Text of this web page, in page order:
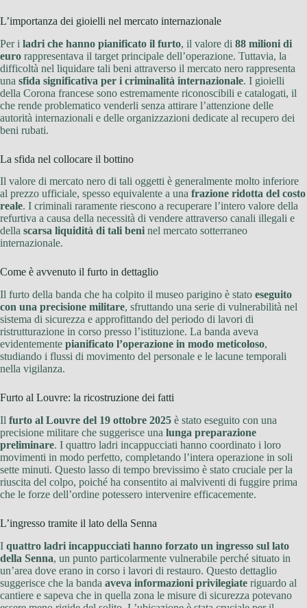
L’importanza dei gioielli nel mercato internazionale
Per i ladri che hanno pianificato il furto, il valore di 88 milioni di
euro rappresentava il target principale dell’operazione. Tuttavia, la
difficoltà nel liquidare tali beni attraverso il mercato nero rappresenta
una sfida significativa per i criminalità internazionale. I gioielli
della Corona francese sono estremamente riconoscibili e catalogati, il
che rende problematico venderli senza attirare l’attenzione delle
autorità internazionali e delle organizzazioni dedicate al recupero dei
beni rubati.
La sfida nel collocare il bottino
Il valore di mercato nero di tali oggetti è generalmente molto inferiore
al prezzo ufficiale, spesso equivalente a una frazione ridotta del costo
reale. I criminali raramente riescono a recuperare l’intero valore della
refurtiva a causa della necessità di vendere attraverso canali illegali e
della scarsa liquidità di tali beni nel mercato sotterraneo
internazionale.
Come è avvenuto il furto in dettaglio
Il furto della banda che ha colpito il museo parigino è stato eseguito
con una precisione militare, sfruttando una serie di vulnerabilità nel
sistema di sicurezza e approfittando del periodo di lavori di
ristrutturazione in corso presso l’istituzione. La banda aveva
evidentemente pianificato l’operazione in modo meticoloso,
studiando i flussi di movimento del personale e le lacune temporali
nella vigilanza.
Furto al Louvre: la ricostruzione dei fatti
Il furto al Louvre del 19 ottobre 2025 è stato eseguito con una
precisione militare che suggerisce una lunga preparazione
preliminare. I quattro ladri incappucciati hanno coordinato i loro
movimenti in modo perfetto, completando l’intera operazione in soli
sette minuti. Questo lasso di tempo brevissimo è stato cruciale per la
riuscita del colpo, poiché ha consentito ai malviventi di fuggire prima
che le forze dell’ordine potessero intervenire efficacemente.
L’ingresso tramite il lato della Senna
I quattro ladri incappucciati hanno forzato un ingresso sul lato
della Senna, un punto particolarmente vulnerabile perché situato in
un’area dove erano in corso i lavori di restauro. Questo dettaglio
suggerisce che la banda aveva informazioni privilegiate riguardo al
cantiere e sapeva che in quella zona le misure di sicurezza potevano